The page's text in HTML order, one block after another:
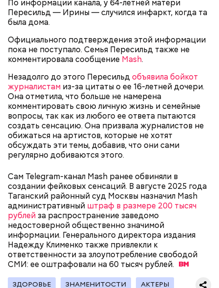
По информации канала, у 64-летней матери
Пересильд — Ирины — случился инфаркт, когда та
была дома.
Официального подтверждения этой информации
пока не поступало. Семья Пересильд также не
комментировала сообщение Mash.
Незадолго до этого Пересильдобъявила бойкот
журналистам из-за цитаты о ее 16-летней дочери.
Она отметила, что больше не намерена
комментировать свою личную жизнь и семейные
вопросы, так как из любого ее ответа пытаются
создать сенсацию. Она призвала журналистов не
обижаться на артистов, которые не хотят
обсуждать эти темы, добавив, что они сами
регулярно добиваются этого.
Сам Telegram-канал Mash ранее обвиняли в
создании фейковых сенсаций. В августе 2025 года
Таганский районный суд Москвы назначил Mash
административный штраф в размере 200 тысяч
рублейза распространение заведомо
недостоверной общественно значимой
информации. Генерального директора издания
Надежду Клименко также привлекли к
ответственности за злоупотребление свободой
СМИ: ее оштрафовали на 60 тысяч рублей.
ЗДОРОВЬЕ ЗНАМЕНИТОСТИ АКТЕРЫ
— Кабачки, порезанные кубиками, нужно легко
обжарить на сковороде. К ним добавляются зелень
петрушки, чеснок, соль и оливковое масло.
Получается очень вкусно, — поделился рецептом
Копылов.
Спагетти из кабачков
— В дыне содержится много сахара, который
представлен фруктозой. С одной стороны — это
хорошо, потому что дает энергию. Но важно
помнить, что сладкими дынями не нужно сильно
увлекаться, так же как и арбузами, людям с
сахарным диабетом и лишним весом, —